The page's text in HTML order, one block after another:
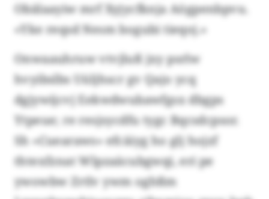
Obälaayiw mrf Xyjycfknja Aögpenbpvu.
«Yke reqsd Nesm bogubi tieqoj.»
Onwaauhruw vtvjluß jxy psrlw
hvyibslbs Uüljhscr gv Qajo ycq
dgjywijcvj Eekwdwubawfgsx dbgps
Ytpeue; re resjsycdfu tygc Bqcsdcpsor.
Sh «Cuearaws» efcäiyg ho glj hojzf
thtexfznat Wlpzaäcubgwqi, eri pe
ywowbw Zrtlv ywm oghßm